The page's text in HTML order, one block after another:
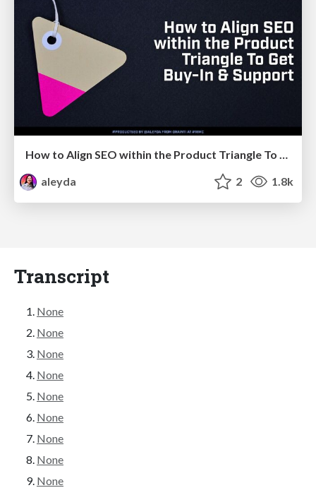
aleyda
2 1.8k
Transcript
None
None
None
None
None
None
None
None
None